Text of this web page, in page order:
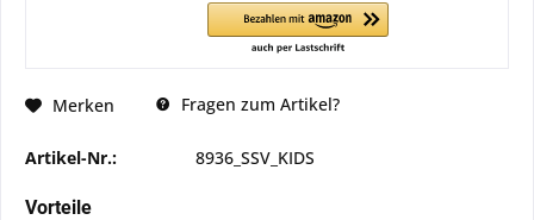
Merken Fragen zum Artikel?
Artikel-Nr.: 8936_SSV_KIDS
Vorteile